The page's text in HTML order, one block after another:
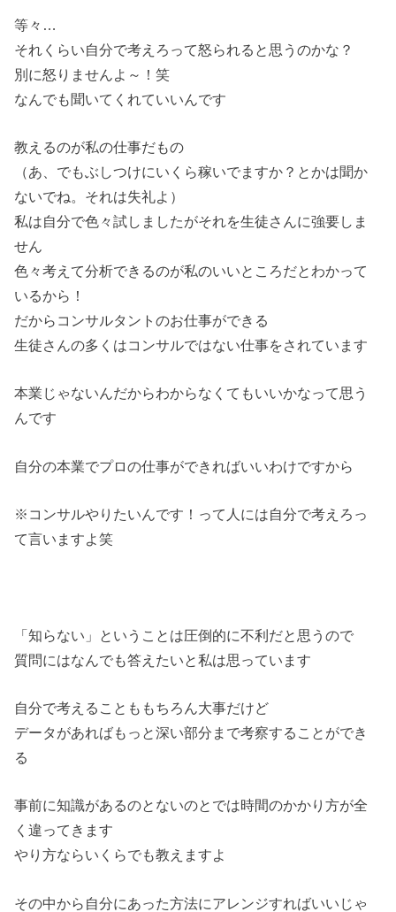
等々…
それくらい自分で考えろって怒られると思うのかな？
別に怒りませんよ～！笑
なんでも聞いてくれていいんです
教えるのが私の仕事だもの
（あ、でもぶしつけにいくら稼いでますか？とかは聞か
ないでね。それは失礼よ）
私は自分で色々試しましたがそれを生徒さんに強要しま
せん
色々考えて分析できるのが私のいいところだとわかって
いるから！
だからコンサルタントのお仕事ができる
生徒さんの多くはコンサルではない仕事をされています
本業じゃないんだからわからなくてもいいかなって思う
んです
自分の本業でプロの仕事ができればいいわけですから
※コンサルやりたいんです！って人には自分で考えろっ
て言いますよ笑
「知らない」ということは圧倒的に不利だと思うので
質問にはなんでも答えたいと私は思っています
自分で考えることももちろん大事だけど
データがあればもっと深い部分まで考察することができ
る
事前に知識があるのとないのとでは時間のかかり方が全
く違ってきます
やり方ならいくらでも教えますよ
その中から自分にあった方法にアレンジすればいいじゃ